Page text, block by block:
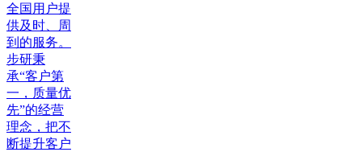
全国用户提
供及时、周
到的服务。
步研秉
承“客户第
一，质量优
先”的经营
理念，把不
断提升客户